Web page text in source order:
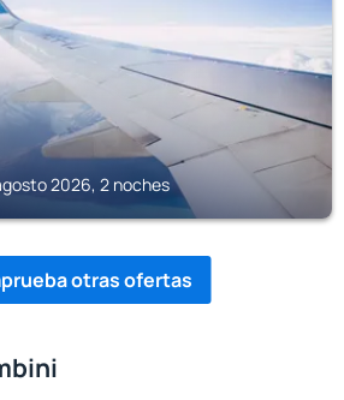
2026, 2 noches
otras ofertas